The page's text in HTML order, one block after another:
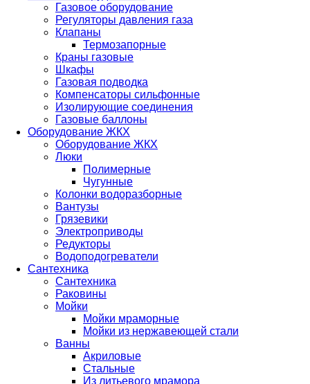
Газовое оборудование
Регуляторы давления газа
Клапаны
Термозапорные
Краны газовые
Шкафы
Газовая подводка
Компенсаторы сильфонные
Изолирующие соединения
Газовые баллоны
Оборудование ЖКХ
Оборудование ЖКХ
Люки
Полимерные
Чугунные
Колонки водоразборные
Вантузы
Грязевики
Электроприводы
Редукторы
Водоподогреватели
Сантехника
Сантехника
Раковины
Мойки
Мойки мраморные
Мойки из нержавеющей стали
Ванны
Акриловые
Стальные
Из литьевого мрамора